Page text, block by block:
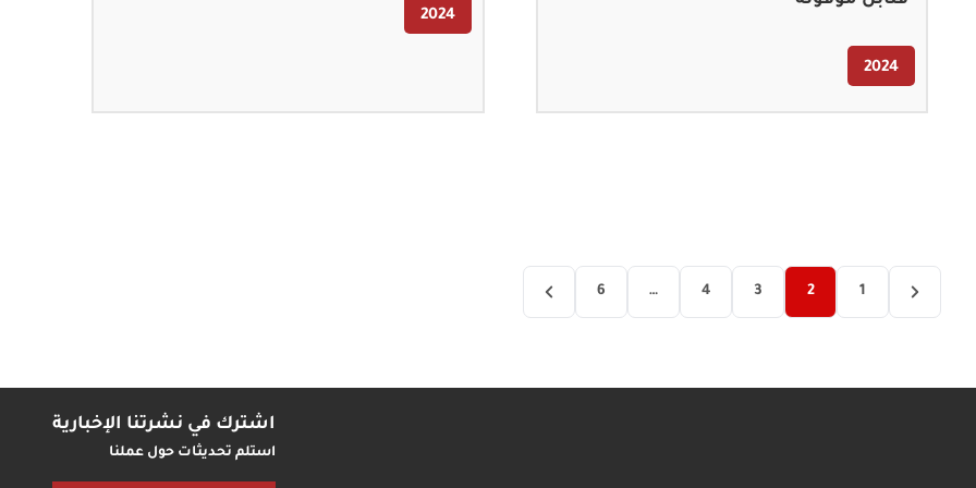
2024
2024
1
2
3
4
…
6
اشترك في نشرتنا الإخبارية
استلم تحديثات حول عملنا